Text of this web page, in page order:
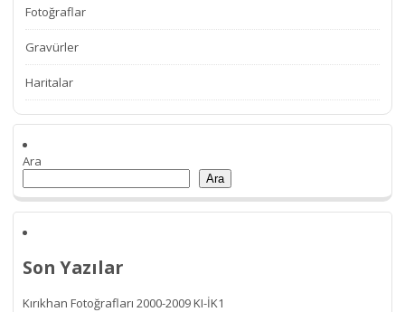
Fotoğraflar
Gravürler
Haritalar
Ara
Ara
Son Yazılar
Kırıkhan Fotoğrafları 2000-2009 KI-İK1